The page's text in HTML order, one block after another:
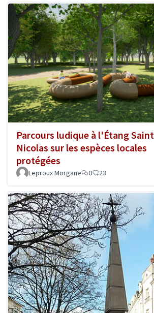
Parcours ludique à l'Étang Saint
Nicolas sur les espèces locales
protégées
Leproux Morgane 0 23